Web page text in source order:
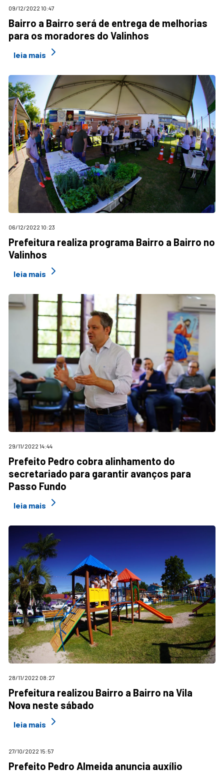
09/12/2022 10:47
Bairro a Bairro será de entrega de melhorias
para os moradores do Valinhos
leia mais
06/12/2022 10:23
Prefeitura realiza programa Bairro a Bairro no
Valinhos
leia mais
29/11/2022 14:44
Prefeito Pedro cobra alinhamento do
secretariado para garantir avanços para
Passo Fundo
leia mais
28/11/2022 08:27
Prefeitura realizou Bairro a Bairro na Vila
Nova neste sábado
leia mais
27/10/2022 15:57
Prefeito Pedro Almeida anuncia auxílio